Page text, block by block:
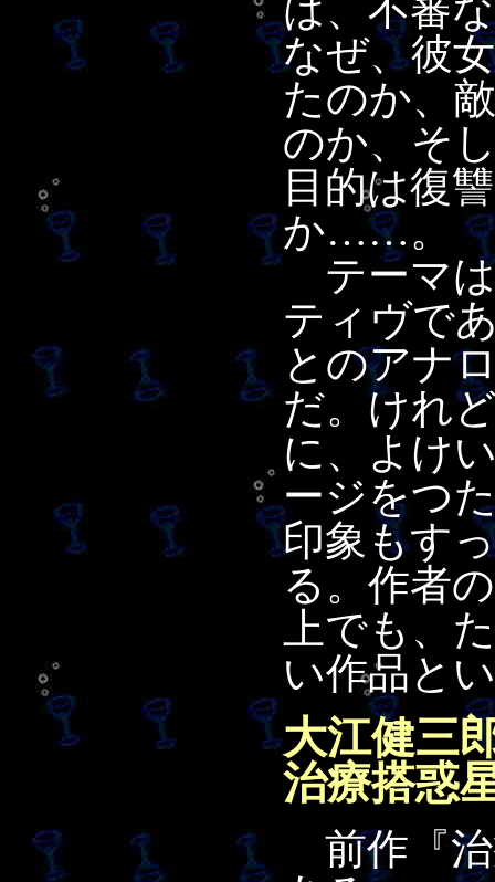
は、不審
なぜ、彼
たのか、
のか、そ
目的は復
か……。
テーマ
ティヴで
とのアナ
だ。けれ
に、よけ
ージをつ
印象もす
る。作者
上でも、
い作品と
大江健三
治療搭惑
前作『治